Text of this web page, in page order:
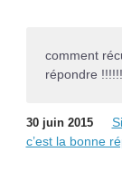
comment
répondre
30 juin 2015
c’est la bonne